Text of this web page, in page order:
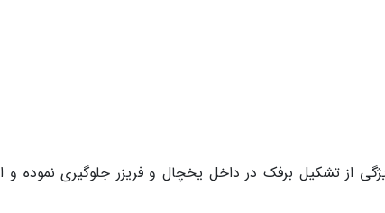
از تشکیل برفک در داخل یخچال و فریزر جلوگیری نموده و